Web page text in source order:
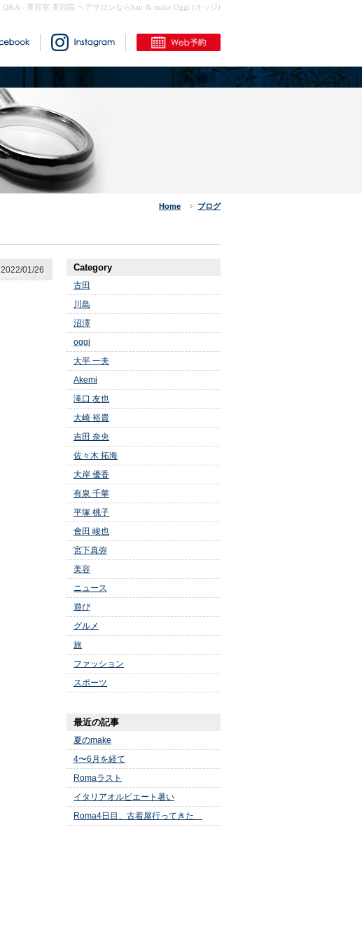
Q&A - 美容室 美容院 ヘアサロンならhair & make Oggi (オッジ)
Home ブログ
2022/01/26 Category
古田
川島
沼澤
oggi
大平 一夫
Akemi
滝口 友也
大崎 裕貴
吉田 奈央
佐々木 拓海
大岸 優香
有泉 千華
平塚 桃子
會田 峻也
宮下真弥
美容
ニュース
遊び
グルメ
旅
ファッション
スポーツ
最近の記事
夏のmake
4〜6月を経て
Romaラスト
イタリアオルビエート暑い
Roma4日目、古着屋行ってきた